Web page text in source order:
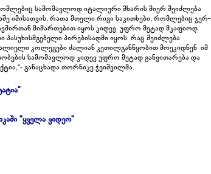
სამომავლოდ იტალიური მხარის მიერ შეიძლება
იმისათვის, რათა მთელი რიგი საკითხები, რომლებიც ჯერ-
მიმართებით იყოს კიდევ უფრო მეტად მკაფიოდ
პასუხისმგებელი პირებისადმი იყოს რაც შეიძლება
კოლეგები ძალიან კეთილგანწყობით მოეკიდნენ იმ
სამომავლოდ კიდევ უფრო მეტად განვითარება და
განაცხადა თორნიკე ჭეიშვილმა.
"ყველა ვიდეო"